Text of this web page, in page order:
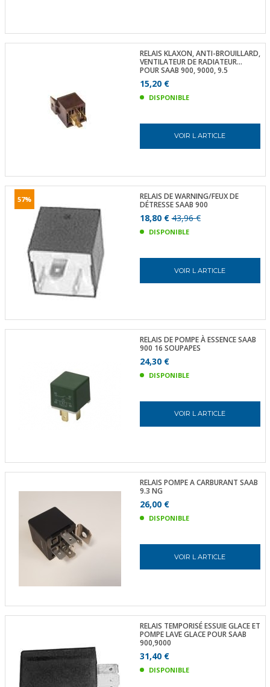
RELAIS KLAXON, ANTI-BROUILLARD,
VENTILATEUR DE RADIATEUR…
POUR SAAB 900, 9000, 9.5
15,20 €
DISPONIBLE
VOIR L ARTICLE
57%
RELAIS DE WARNING/FEUX DE
DÉTRESSE SAAB 900
18,80 €43,96 €
DISPONIBLE
VOIR L ARTICLE
RELAIS DE POMPE À ESSENCE SAAB
900 16 SOUPAPES
24,30 €
DISPONIBLE
VOIR L ARTICLE
RELAIS POMPE A CARBURANT SAAB
9.3 NG
26,00 €
DISPONIBLE
VOIR L ARTICLE
RELAIS TEMPORISÉ ESSUIE GLACE ET
POMPE LAVE GLACE POUR SAAB
900,9000
31,40 €
DISPONIBLE